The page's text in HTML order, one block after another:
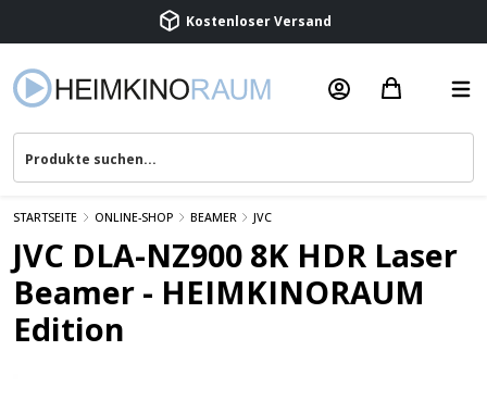
Beratung & Service
STARTSEITE ONLINE-SHOP BEAMER JVC
JVC DLA-NZ900 8K HDR Laser
Beamer - HEIMKINORAUM
Edition